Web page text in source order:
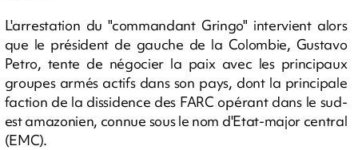
L'arrestation du "commandant Gringo" intervient alors
que le président de gauche de la Colombie, Gustavo
Petro, tente de négocier la paix avec les principaux
groupes armés actifs dans son pays, dont la principale
faction de la dissidence des FARC opérant dans le sud-
est amazonien, connue sous le nom d'Etat-major central
(EMC).